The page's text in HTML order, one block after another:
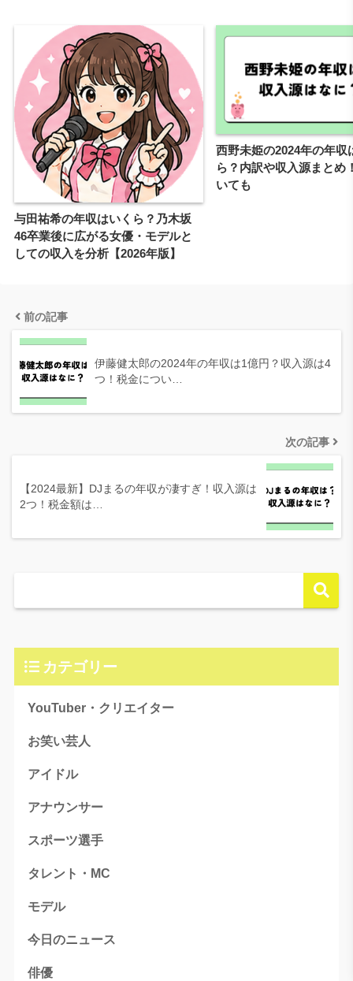
与田祐希の年収はいくら？乃木坂
46卒業後に広がる女優・モデルと
しての収入を分析【2026年版】
西野未姫の2024年の年収
ら？内訳や収入源まとめ
いても
前の記事
伊藤健太郎の2024年の年収は1億円？収入源は4
つ！税金につい…
次の記事
【2024最新】DJまるの年収が凄すぎ！収入源は
2つ！税金額は…
カテゴリー
YouTuber・クリエイター
お笑い芸人
アイドル
アナウンサー
スポーツ選手
タレント・MC
モデル
今日のニュース
俳優